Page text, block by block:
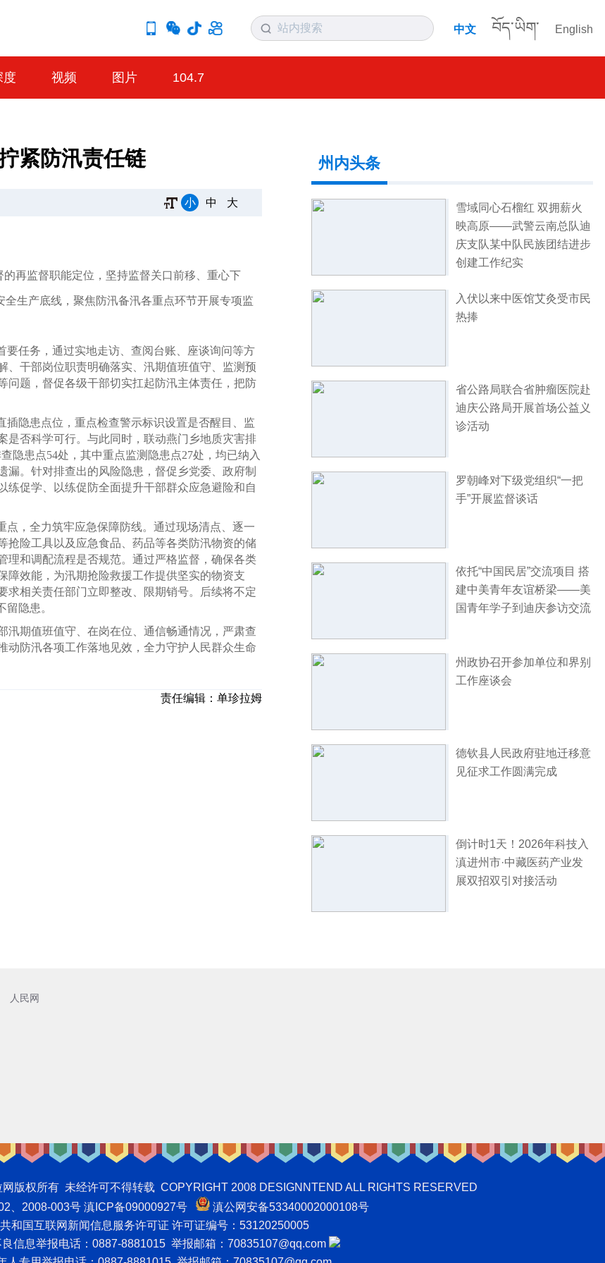
中文 བོད་ཡིག་ English
度 视频 图片 104.7
紧防汛责任链
小 中 大
再监督职能定位，坚持监督关口前移、重心下
生产底线，聚焦防汛备汛各重点环节开展专项监
要任务，通过实地走访、查阅台账、座谈询问等方
、干部岗位职责明确落实、汛期值班值守、监测预
问题，督促各级干部切实扛起防汛主体责任，把防
隐患点位，重点检查警示标识设置是否醒目、监
是否科学可行。与此同时，联动燕门乡地质灾害排
隐患点54处，其中重点监测隐患点27处，均已纳入
。针对排查出的风险隐患，督促乡党委、政府制
练促学、以练促防全面提升干部群众应急避险和自
点，全力筑牢应急保障防线。通过现场清点、逐一
抢险工具以及应急食品、药品等各类防汛物资的储
理和调配流程是否规范。通过严格监督，确保各类
障效能，为汛期抢险救援工作提供坚实的物资支
求相关责任部门立即整改、限期销号。后续将不定
隐患。
汛期值班值守、在岗在位、通信畅通情况，严肃查
动防汛各项工作落地见效，全力守护人民群众生命
责任编辑： 单珍拉姆
州内头条
雪域同心石榴红 双拥薪火
映高原——武警云南总队迪
庆支队某中队民族团结进步
创建工作纪实
入伏以来中医馆艾灸受市民
热捧
省公路局联合省肿瘤医院赴
迪庆公路局开展首场公益义
诊活动
罗朝峰对下级党组织“一把
手”开展监督谈话
依托“中国民居”交流项目 搭
建中美青年友谊桥梁——美
国青年学子到迪庆参访交流
州政协召开参加单位和界别
工作座谈会
德钦县人民政府驻地迁移意
见征求工作圆满完成
倒计时1天！2026年科技入
滇进州市·中藏医药产业发
展双招双引对接活动
人民网
版权所有 未经许可不得转载 COPYRIGHT 2008 DESIGNNTEND ALL RIGHTS RESERVED
、2008-003号 滇ICP备09000927号
滇公网安备53340002000108号
和国互联网新闻信息服务许可证 许可证编号：53120250005
信息举报电话：0887-8881015 举报邮箱：70835107@qq.com